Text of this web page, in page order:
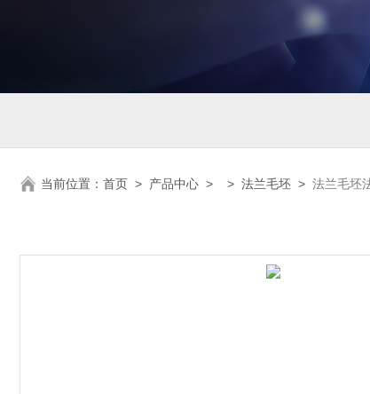
当前位置： 首页 > 产品中心 > > 法兰毛坯 > 法兰毛坯